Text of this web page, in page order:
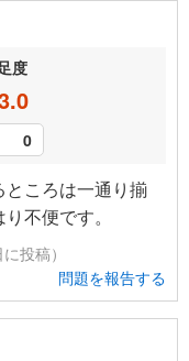
度
0
ころは一通り揃
不便です。
投稿）
問題を報告する